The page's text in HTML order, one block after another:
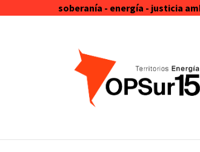
soberanía - energía - justicia